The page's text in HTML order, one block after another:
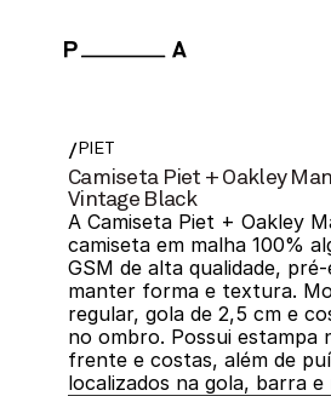
/PIET
Camiseta Piet + Oakley
Vintage Black
A Camiseta Piet + Oakley
camiseta em malha 100%
GSM de alta qualidade,
manter forma e textura.
regular, gola de 2,5 cm e
no ombro. Possui estampa
frente e costas, além de
localizados na gola, barra e